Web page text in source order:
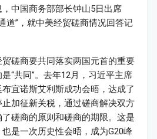
中国商务部部长钟山5日出席
道”，就中美经贸磋商情况回答记
磋商要共同落实两国元首的重要
“共同”。去年12月，习近平主席
宜诺斯艾利斯成功会晤，达成了
加征新关税，通过磋商解决双方
磋商的原则和磋商的期限。这是
是一次历史性会晤，成为G20峰